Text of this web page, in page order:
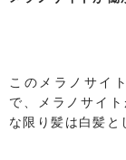
このメラノサイ
で、メラノサイ
な限り髪は白髪と